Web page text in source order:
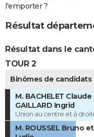
l'emporter ?
Résultat
Résultat dans le
TOUR 2
Binômes de candidats
M. BACHELET
GAILLARD Ingrid
Union au centre et à
M. ROUSSEL Bruno